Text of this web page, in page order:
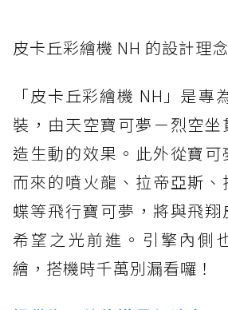
皮卡丘彩繪機 NH 的設計理念
「皮卡丘彩繪機 NH」是專
裝，由天空寶可夢－烈空坐
造生動的效果。此外從寶
而來的噴火龍、拉帝亞斯
蝶等飛行寶可夢，將與飛
希望之光前進。引擎內側
繪，搭機時千萬別漏看囉！